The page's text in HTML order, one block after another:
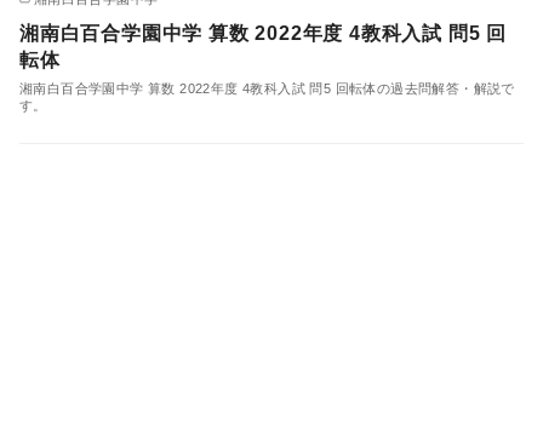
湘南白百合学園中学 算数 2022年度 4教科入試 問5 回
転体
湘南白百合学園中学 算数 2022年度 4教科入試 問5 回転体の過去問解答・解説で
す。